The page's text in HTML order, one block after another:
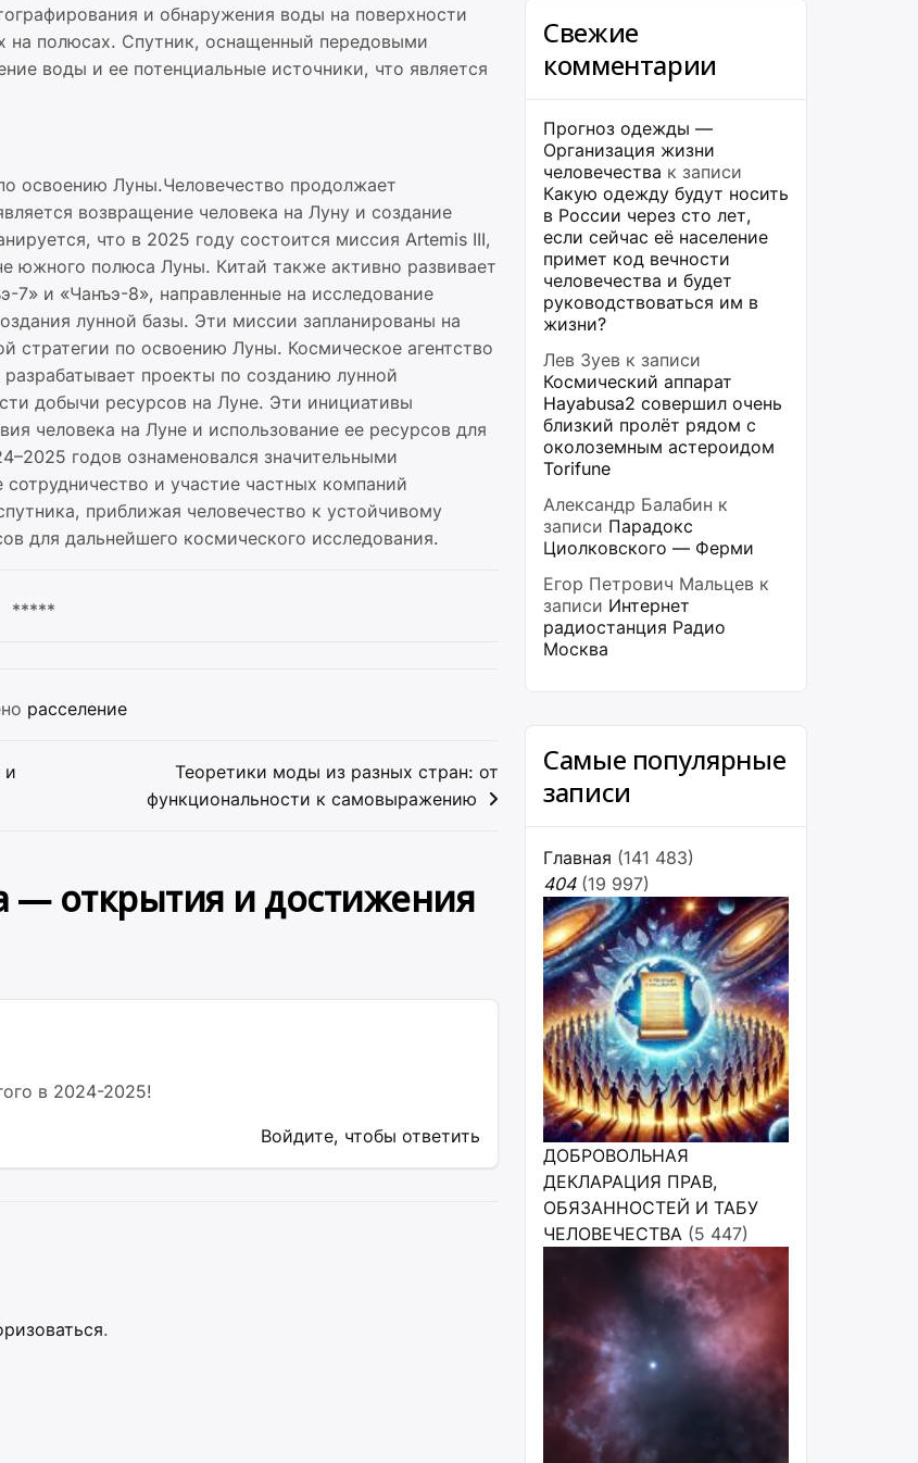
и обнаружения воды на поверхности
на полюсах. Спутник, оснащенный передовыми
воды и ее потенциальные источники, что является
освоению Луны.Человечество продолжает
возвращение человека на Луну и создание
что в 2025 году состоится миссия Artemis III,
южного полюса Луны. Китай также активно развивает
и «Чанъэ-8», направленные на исследование
лунной базы. Эти миссии запланированы на
стратегии по освоению Луны. Космическое агентство
проекты по созданию лунной
добычи ресурсов на Луне. Эти инициативы
человека на Луне и использование ее ресурсов для
годов ознаменовался значительными
и участие частных компаний
приближая человечество к устойчивому
для дальнейшего космического исследования.
*****
расселение
и
Теоретики моды из разных стран: от
функциональности к самовыражению
— открытия и достижения
в 2024-2025!
Войдите, чтобы ответить
.
Свежие
комментарии
Прогноз одежды —
Организация жизни
человечества к записи
Какую одежду будут носить
в России через сто лет,
если сейчас её население
примет код вечности
человечества и будет
руководствоваться им в
жизни?
Лев Зуев к записи
Космический аппарат
Hayabusa2 совершил очень
близкий пролёт рядом с
околоземным астероидом
Torifune
Александр Балабин к
записи Парадокс
Циолковского — Ферми
Егор Петрович Мальцев к
записи Интернет
радиостанция Радио
Москва
Самые популярные
записи
Главная (141 483)
404 (19 997)
ДОБРОВОЛЬНАЯ
ДЕКЛАРАЦИЯ ПРАВ,
ОБЯЗАННОСТЕЙ И ТАБУ
ЧЕЛОВЕЧЕСТВА (5 447)